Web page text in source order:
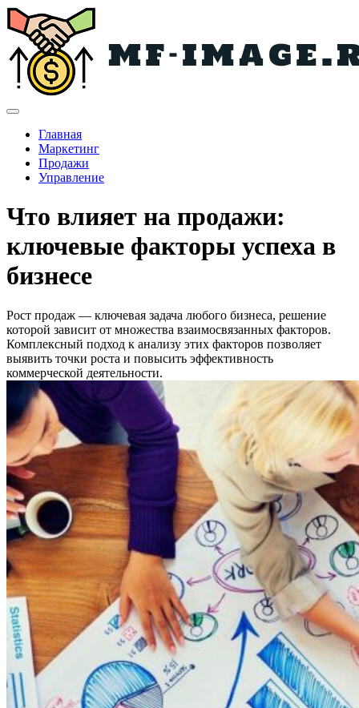
Главная
Маркетинг
Продажи
Управление
Что влияет на продажи:
ключевые факторы успеха в
бизнесе
Рост продаж — ключевая задача любого бизнеса, решение
которой зависит от множества взаимосвязанных факторов.
Комплексный подход к анализу этих факторов позволяет
выявить точки роста и повысить эффективность
коммерческой деятельности.